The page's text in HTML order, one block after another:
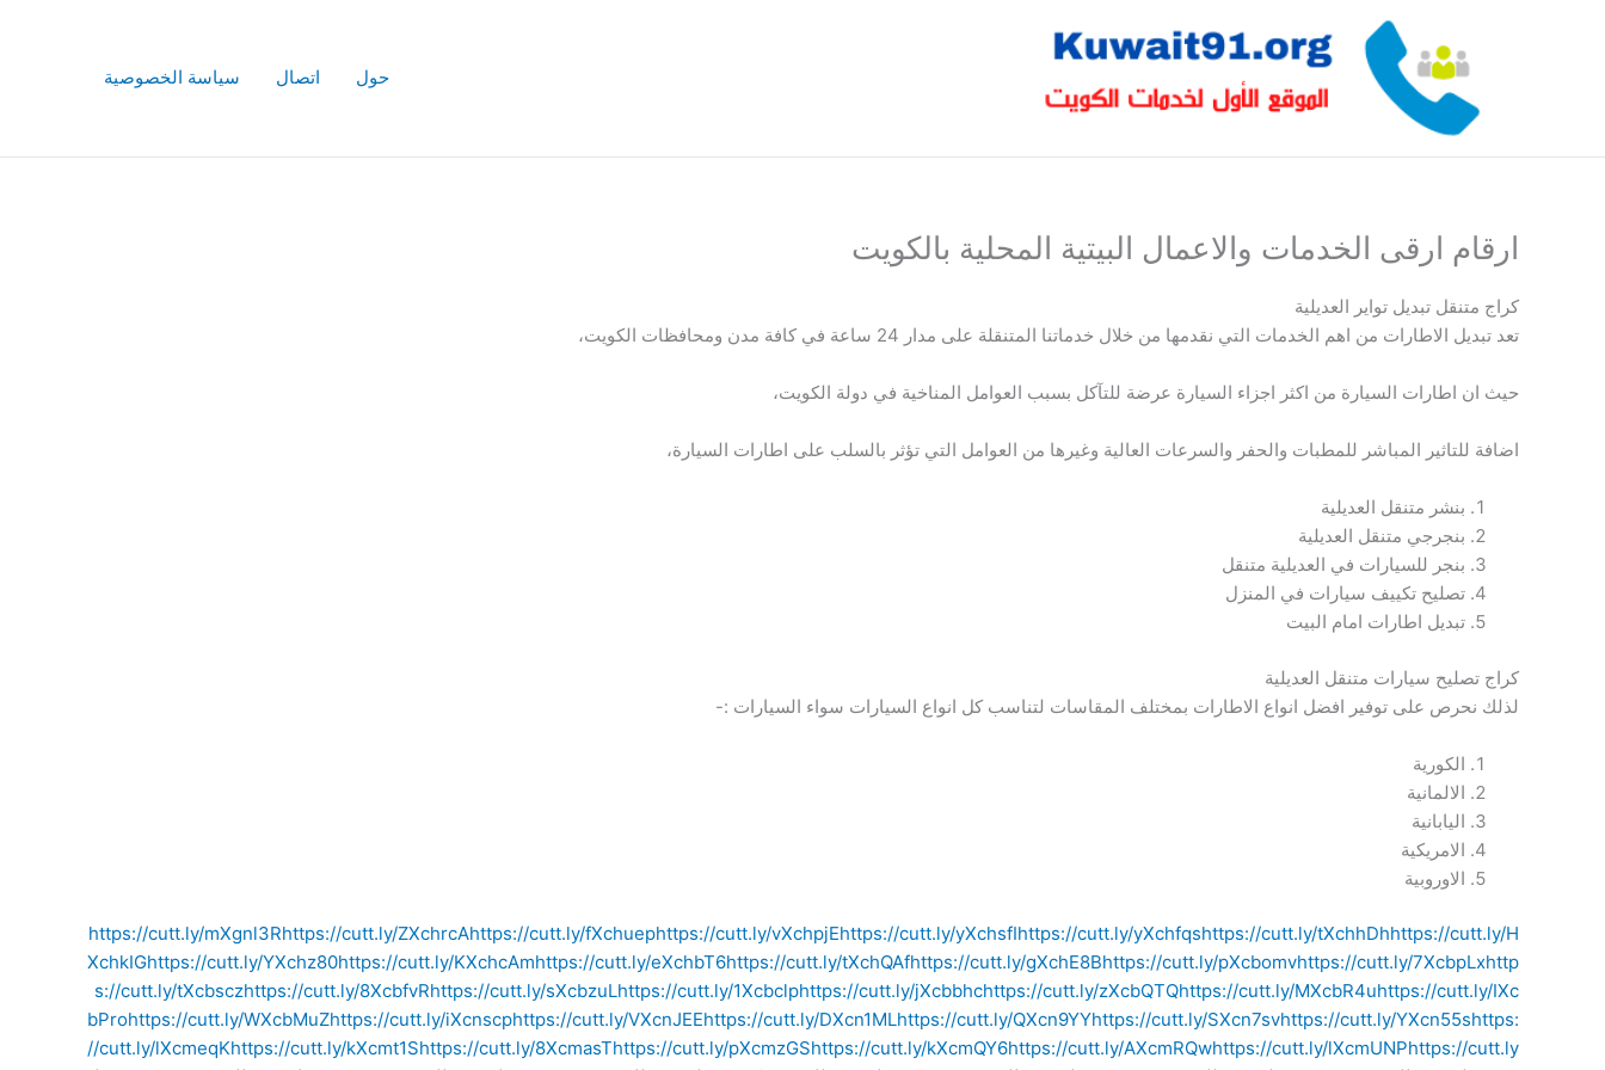
حول اتصال سياسة الخصوصية
ارقام ارقى الخدمات والاعمال البيتية المحلية بالكويت
كراج متنقل تبديل تواير العديلية
تعد تبديل الاطارات من اهم الخدمات التي نقدمها من خلال خدماتنا المتنقلة على مدار 24 ساعة في كافة مدن ومحافظات الكويت،
حيث ان اطارات السيارة من اكثر اجزاء السيارة عرضة للتآكل بسبب العوامل المناخية في دولة الكويت،
اضافة للتاثير المباشر للمطبات والحفر والسرعات العالية وغيرها من العوامل التي تؤثر بالسلب على اطارات السيارة،
بنشر متنقل العديلية
بنجرجي متنقل العديلية
بنجر للسيارات في العديلية متنقل
تصليح تكييف سيارات في المنزل
تبديل اطارات امام البيت
كراج تصليح سيارات متنقل العديلية
لذلك نحرص على توفير افضل انواع الاطارات بمختلف المقاسات لتناسب كل انواع السيارات سواء السيارات :-
الكورية
الالمانية
اليابانية
الامريكية
الاوروبية
https://cutt.ly/mXgnl3Rhttps://cutt.ly/ZXchrcAhttps://cutt.ly/fXchuephttps://cutt.ly/vXchpjEhttps://cutt.ly/yXchsfIhttps://cutt.ly/yXchfqshttps://cutt.ly/tXchhDhhttps://cutt.ly/H
XchkIGhttps://cutt.ly/YXchz80https://cutt.ly/KXchcAmhttps://cutt.ly/eXchbT6https://cutt.ly/tXchQAfhttps://cutt.ly/gXchE8Bhttps://cutt.ly/pXcbomvhttps://cutt.ly/7XcbpLxhttp
s://cutt.ly/tXcbsczhttps://cutt.ly/8XcbfvRhttps://cutt.ly/sXcbzuLhttps://cutt.ly/1Xcbclphttps://cutt.ly/jXcbbhchttps://cutt.ly/zXcbQTQhttps://cutt.ly/MXcbR4uhttps://cutt.ly/IXc
bProhttps://cutt.ly/WXcbMuZhttps://cutt.ly/iXcnscphttps://cutt.ly/VXcnJEEhttps://cutt.ly/DXcn1MLhttps://cutt.ly/QXcn9YYhttps://cutt.ly/SXcn7svhttps://cutt.ly/YXcn55shttps:
//cutt.ly/lXcmeqKhttps://cutt.ly/kXcmt1Shttps://cutt.ly/8XcmasThttps://cutt.ly/pXcmzGShttps://cutt.ly/kXcmQY6https://cutt.ly/AXcmRQwhttps://cutt.ly/lXcmUNPhttps://cutt.ly